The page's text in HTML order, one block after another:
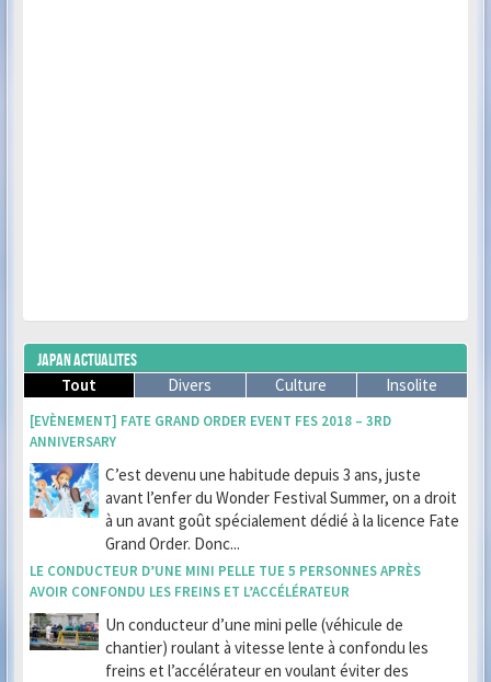
JAPAN ACTUALITES
Tout
Divers Culture Insolite
[EVÈNEMENT] FATE GRAND ORDER EVENT FES 2018 – 3RD
ANNIVERSARY
C’est devenu une habitude depuis 3 ans, juste
avant l’enfer du Wonder Festival Summer, on a droit
à un avant goût spécialement dédié à la licence Fate
Grand Order. Donc...
LE CONDUCTEUR D’UNE MINI PELLE TUE 5 PERSONNES APRÈS
AVOIR CONFONDU LES FREINS ET L’ACCÉLÉRATEUR
Un conducteur d’une mini pelle (véhicule de
chantier) roulant à vitesse lente à confondu les
freins et l’accélérateur en voulant éviter des